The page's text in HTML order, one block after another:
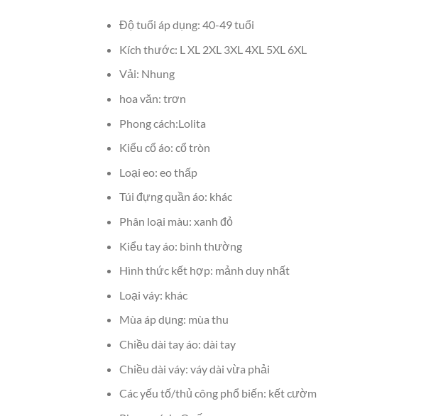
Độ tuổi áp dụng: 40-49 tuổi
Kích thước: L XL 2XL 3XL 4XL 5XL 6XL
Vải: Nhung
hoa văn: trơn
Phong cách:Lolita
Kiểu cổ áo: cổ tròn
Loại eo: eo thấp
Túi đựng quần áo: khác
Phân loại màu: xanh đỏ
Kiểu tay áo: bình thường
Hình thức kết hợp: mảnh duy nhất
Loại váy: khác
Mùa áp dụng: mùa thu
Chiều dài tay áo: dài tay
Chiều dài váy: váy dài vừa phải
Các yếu tố/thủ công phổ biến: kết cườm